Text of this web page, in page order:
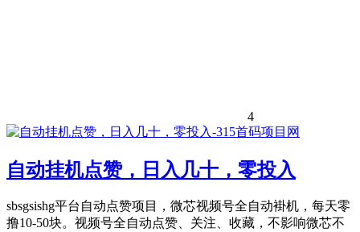
4
自动挂机点赞，日入几十，零投入
sbsgsishg平台自动点赞项目，微芯视频号全自动褂机，每天零
撸10-50块。视频号全自动点赞、关注、收藏，不影响微芯不